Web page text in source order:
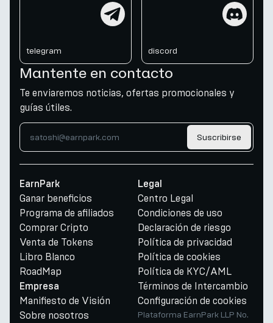
telegram discord
Mantente en contacto
Te enviaremos noticias, ofertas promocionales y
guías útiles.
Suscribirse
EarnPark
Ganar beneficios
Programa de afiliados
Comprar Cripto
Venta de Tokens
Libro Blanco
RoadMap
Empresa
Manifiesto de Visión
Sobre nosotros
Legal
Centro Legal
Condiciones de uso
Declaración de riesgo
Política de privacidad
Política de cookies
Política de KYC/AML
Términos de Intercambio
Configuración de cookies
Plataforma EarnPark LLP No.